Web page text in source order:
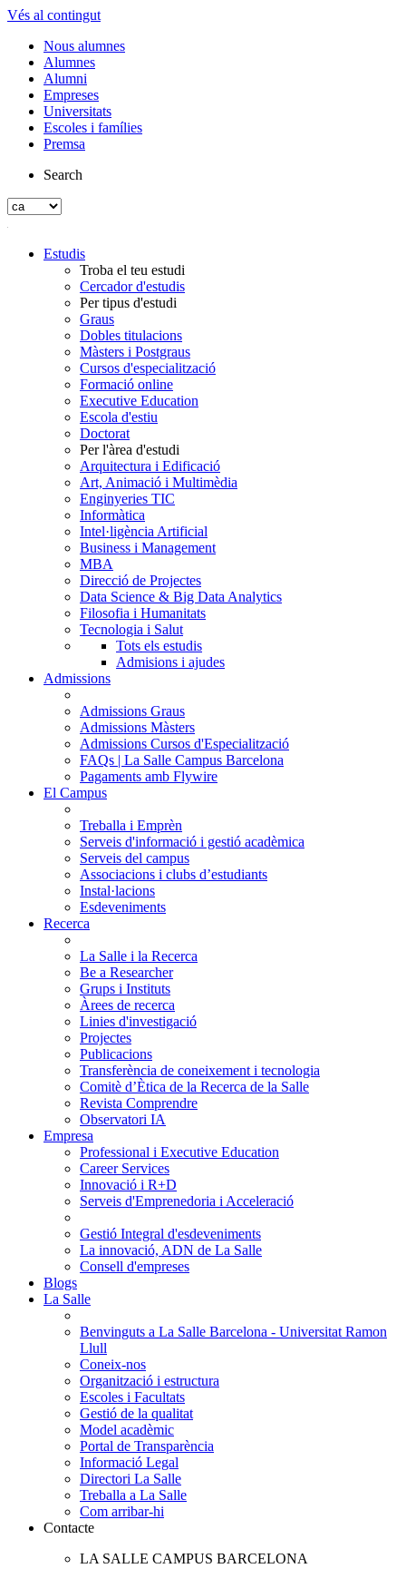
Vés al contingut
Nous alumnes
Alumnes
Alumni
Empreses
Universitats
Escoles i famílies
Premsa
Search
Estudis
Troba el teu estudi
Cercador d'estudis
Per tipus d'estudi
Graus
Dobles titulacions
Màsters i Postgraus
Cursos d'especialització
Formació online
Executive Education
Escola d'estiu
Doctorat
Per l'àrea d'estudi
Arquitectura i Edificació
Art, Animació i Multimèdia
Enginyeries TIC
Informàtica
Intel·ligència Artificial
Business i Management
MBA
Direcció de Projectes
Data Science & Big Data Analytics
Filosofia i Humanitats
Tecnologia i Salut
Tots els estudis
Admisions i ajudes
Admissions
Admissions Graus
Admissions Màsters
Admissions Cursos d'Especialització
FAQs | La Salle Campus Barcelona
Pagaments amb Flywire
El Campus
Treballa i Emprèn
Serveis d'informació i gestió acadèmica
Serveis del campus
Associacions i clubs d’estudiants
Instal·lacions
Esdeveniments
Recerca
La Salle i la Recerca
Be a Researcher
Grups i Instituts
Àrees de recerca
Linies d'investigació
Projectes
Publicacions
Transferència de coneixement i tecnologia
Comitè d’Ètica de la Recerca de la Salle
Revista Comprendre
Observatori IA
Empresa
Professional i Executive Education
Career Services
Innovació i R+D
Serveis d'Emprenedoria i Acceleració
Gestió Integral d'esdeveniments
La innovació, ADN de La Salle
Consell d'empreses
Blogs
La Salle
Benvinguts a La Salle Barcelona - Universitat Ramon
Llull
Coneix-nos
Organització i estructura
Escoles i Facultats
Gestió de la qualitat
Model acadèmic
Portal de Transparència
Informació Legal
Directori La Salle
Treballa a La Salle
Com arribar-hi
Contacte
LA SALLE CAMPUS BARCELONA